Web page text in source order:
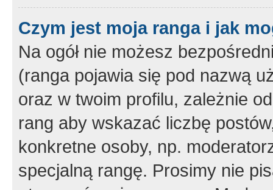
Czym jest moja ranga i jak
Na ogół nie możesz
(ranga pojawia się pod nazwą
oraz w twoim profilu, zależnie
rang aby wskazać liczbę
konkretne osoby, np.
specjalną rangę. Prosimy nie